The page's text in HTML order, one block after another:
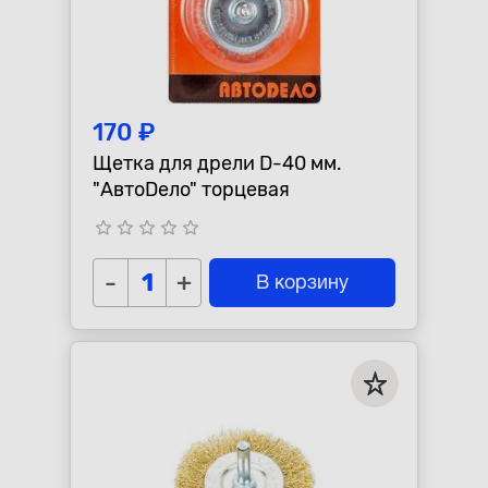
170 ₽
Щетка для дрели D-40 мм.
"АвтоDело" торцевая
star_border star_border star_border star_border star_border
- + В корзину